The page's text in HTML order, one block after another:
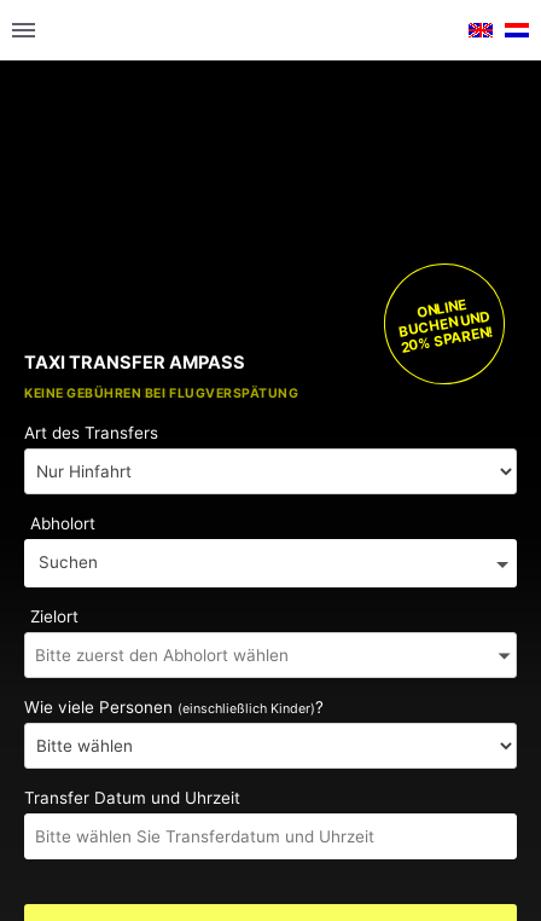
KOSTENLOSE KINDERSITZE
KEINE GEBÜHREN BEI FLUGVERSPÄTUNG
TAXI TRANSFER AMPASS
ONLINE
BUCHEN UND
20% SPAREN!
Art des Transfers
Abholort
Suchen
Zielort
Wie viele Personen (einschließlich Kinder)?
Transfer Datum und Uhrzeit